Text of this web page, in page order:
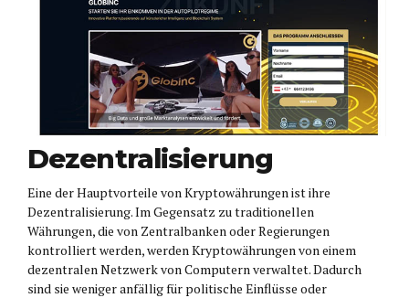
Dezentralisierung
Eine der Hauptvorteile von Kryptowährungen ist ihre
Dezentralisierung. Im Gegensatz zu traditionellen
Währungen, die von Zentralbanken oder Regierungen
kontrolliert werden, werden Kryptowährungen von einem
dezentralen Netzwerk von Computern verwaltet. Dadurch
sind sie weniger anfällig für politische Einflüsse oder